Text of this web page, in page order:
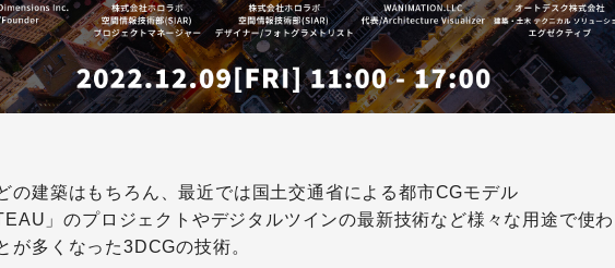
の建築はもちろん、最近では国土交通省による都市CGモデル
」のプロジェクトやデジタルツインの最新技術など様々な用途で使わ
が多くなった3DCGの技術。